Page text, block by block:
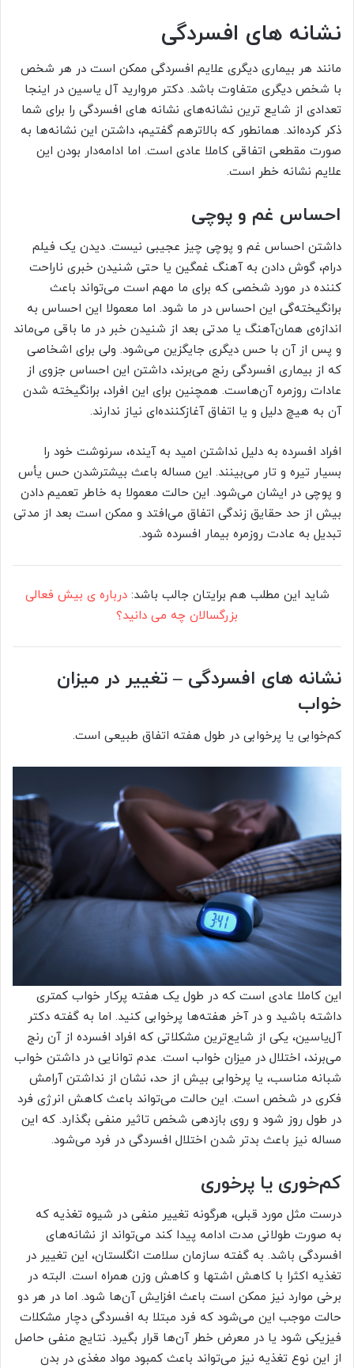
نشانه های افسردگی
مانند هر بیماری دیگری علایم افسردگی ممکن است در هر شخص
با شخص دیگری متفاوت باشد. دکتر مروارید آل یاسین در اینجا
تعدادی از شایع ترین نشانه‌های نشانه‌ های افسردگی را برای شما
ذکر کرده‌اند. همانطور که بالاترهم گفتیم، داشتن این نشانه‌ها به
صورت مقطعی اتفاقی کاملا عادی است. اما ادامه‌دار بودن این
علایم نشانه خطر است.
احساس غم و پوچی
داشتن احساس غم و پوچی چیز عجیبی نیست. دیدن یک فیلم
درام،‌ گوش دادن به آهنگ غمگین یا حتی شنیدن خبری ناراحت
کننده‌ در مورد شخصی که برای ما مهم است می‌تواند باعث
برانگیخته‌گی این احساس در ما شود. اما معمولا این احساس به
اندازه‌ی همان‌آهنگ یا مدتی بعد از شنیدن خبر در ما باقی می‌ماند
و پس از آن با حس دیگری جایگزین می‌شود. ولی برای اشخاصی
که از بیماری افسردگی رنج می‌برند، داشتن این احساس جزوی از
عادات روزمره آن‌هاست. همچنین برای این افراد، برانگیخته شدن
آن به هیچ دلیل و یا اتفاق آغازکننده‌ای نیاز ندارند.
افراد افسرده به دلیل نداشتن امید به آینده، سرنوشت خود را
بسیار تیره و تار می‌بینند. این مساله باعث بیشترشدن حس یأس
و پوچی در ایشان می‌شود. این حالت معمولا به خاطر تعمیم دادن
بیش‌ از حد حقایق زندگی اتفاق می‌افتد و ممکن است بعد از مدتی
تبدیل به عادت روزمره بیمار افسرده شود.
شاید این مطلب هم برایتان جالب باشد:درباره ی بیش فعالی
بزرگسالان چه می دانید؟
نشانه های افسردگی – تغییر در میزان
خواب
کم‌خوابی یا پرخوابی در طول هفته اتفاق طبیعی است.
این کاملا عادی است که در طول یک هفته‌ پرکار خواب کمتری
داشته باشید و در آخر هفته‌ها پرخوابی کنید. اما به گفته دکتر
آل‌یاسین، یکی از شایع‌ترین مشکلاتی که افراد افسرده از آن رنج
می‌برند، اختلال در میزان خواب است. عدم توانایی در داشتن خواب
شبانه مناسب، یا پرخوابی بیش از حد، نشان از نداشتن آرامش
فکری در شخص است. این حالت می‌تواند باعث کاهش انرژی فرد
در طول روز شود و روی بازدهی شخص تاثیر منفی بگذارد. که این
مساله نیز باعث بدتر شدن اختلال افسردگی در فرد می‌شود.
کم‌خوری یا پرخوری
درست مثل مورد قبلی، هرگونه تغییر منفی در شیوه تغذیه که
به صورت طولانی مدت ادامه پیدا کند می‌تواند از نشانه‌های
افسردگی باشد. به گفته سازمان سلامت انگلستان، این تغییر در
تغذیه اکثرا با کاهش اشتها و کاهش وزن همراه است. البته در
برخی موارد نیز ممکن است باعث افزایش آن‌ها شود. اما در هر دو
حالت موجب این می‌شود که فرد مبتلا به افسردگی دچار مشکلات
فیزیکی شود یا در معرض خطر آن‌ها قرار بگیرد. نتایج منفی حاصل
از این نوع تغذیه نیز می‌تواند باعث کمبود مواد مغذی در بدن